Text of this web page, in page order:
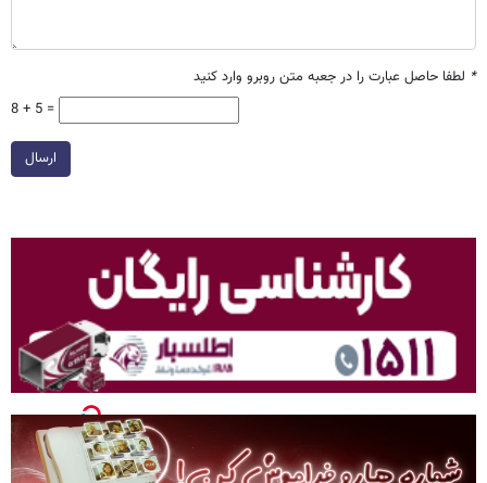
* لطفا حاصل عبارت را در جعبه متن روبرو وارد کنید
8 + 5 =
ارسال